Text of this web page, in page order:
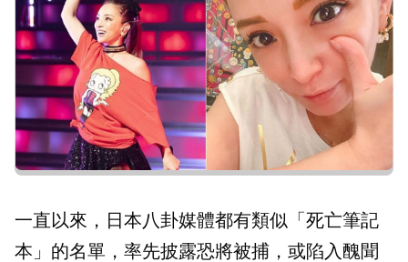
一直以來，日本八卦媒體都有類似「死亡筆記
本」的名單，率先披露恐將被捕，或陷入醜聞